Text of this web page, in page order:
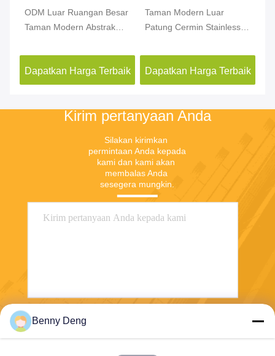
ODM Luar Ruangan Besar
Taman Modern Abstrak
Plaza
Dapatkan Harga Terbaik
Taman Modern Luar
Patung Cermin Stainless
Dapatkan Harga Terbaik
Kirim pertanyaan Anda
Silakan kirimkan
permintaan Anda kepada
kami dan kami akan
membalas Anda
sesegera mungkin.
Benny Deng